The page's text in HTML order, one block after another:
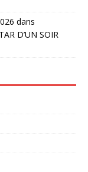
dans
D’UN SOIR